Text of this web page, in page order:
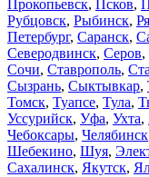
Прокопьевск, Псков,
Рубцовск, Рыбинск,
Петербург, Саранск,
Северодвинск, Серов,
Сочи, Ставрополь,
Сызрань, Сыктывкар,
Томск, Туапсе, Тула,
Уссурийск, Уфа, Ухта,
Чебоксары, Челябинск
Шебекино, Шуя,
Сахалинск, Якутск,